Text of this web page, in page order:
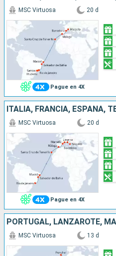
Pague en 4X
MSC Virtuosa 20 d
Pague en 4X
MSC Virtuosa 20 d
MSC Virtuosa 13 d